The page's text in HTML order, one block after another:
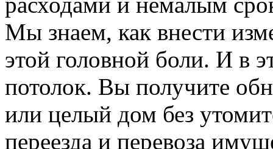
Мы знаем, как внести
этой головной боли. И в
потолок. Вы получите
или целый дом без
переезда и перевоза